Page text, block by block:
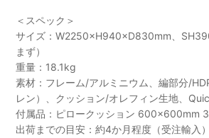
＜スペック＞
サイズ：W2250×H940×D830mm、
まず）
重量：18.1kg
素材：フレーム/アルミニウム、編部分/
レン）、クッション/オレフィン生地、
付属品：ピロークッション 600×600mm
出荷までの目安：約4か月程度（受注輸入）